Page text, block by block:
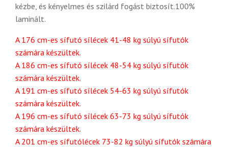
kézbe, és kényelmes és szilárd fogást biztosít.100%
laminált.
A 176 cm-es sífutó sílécek 41-48 kg súlyú sífutók
számára készültek.
A 186 cm-es sífutó sílécek 48-54 kg súlyú sífutók
számára készültek.
A 191 cm-es sífutó sílécek 54-63 kg súlyú sífutók
számára készültek.
A 196 cm-es sífutó sílécek 63-73 kg súlyú sífutók
számára készültek.
A 201 cm-es sífutólécek 73-82 kg súlyú sífutók számára